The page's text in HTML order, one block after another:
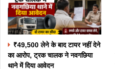
₹49,500 लेने के बाद टायर नहीं देने
का आरोप, ट्रक चालक ने नवगछिया
थाने में दिया आवेदन